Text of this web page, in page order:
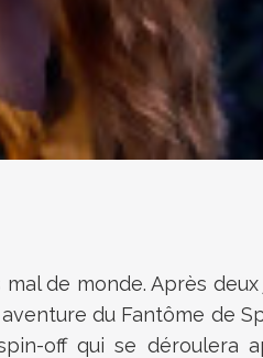
de monde. Après
du Fantôme de
off qui se déroulera